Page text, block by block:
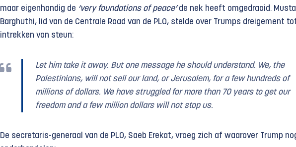
maar eigenhandig de ‘very foundations of peace’de nek heeft omgedraaid.
Barghuthi, lid van de Centrale Raad van de PLO, stelde over Trumps dreigement
intrekken van steun:
Let him take it away. But one message he should understand. We, the
Palestinians, will not sell our land, or Jerusalem, for a few hundreds of
millions of dollars. We have struggled for more than 70 years to get our
freedom and a few million dollars will not stop us.
De secretaris-generaal van de PLO, Saeb Erekat, vroeg zich af waarover Trump